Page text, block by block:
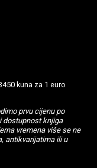
kuna za 1 euro
prvu cijenu po
dostupnost knjiga
vremena više se ne
antikvarijatima ili u